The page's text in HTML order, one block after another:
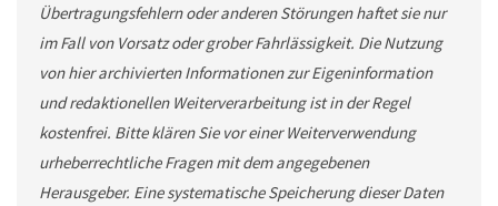
Übertragungsfehlern oder anderen Störungen haftet sie nur
im Fall von Vorsatz oder grober Fahrlässigkeit. Die Nutzung
von hier archivierten Informationen zur Eigeninformation
und redaktionellen Weiterverarbeitung ist in der Regel
kostenfrei. Bitte klären Sie vor einer Weiterverwendung
urheberrechtliche Fragen mit dem angegebenen
Herausgeber. Eine systematische Speicherung dieser Daten